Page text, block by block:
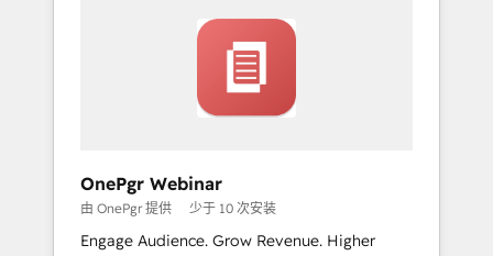
OnePgr Webinar
由 OnePgr 提供 少于 10 次安装
Engage Audience. Grow Revenue. Higher